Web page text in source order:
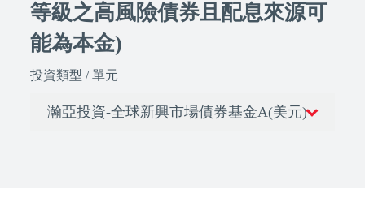
等級之高風險債券且配息來源可
能為本金)
投資類型 / 單元